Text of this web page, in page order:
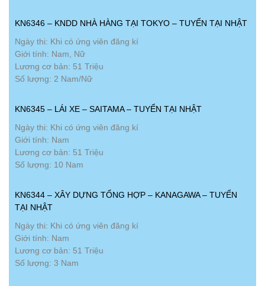
KN6346 – KNDD NHÀ HÀNG TẠI TOKYO – TUYỂN TẠI NHẬT
Ngày thi: Khi có ứng viên đăng kí
Giới tính: Nam, Nữ
Lương cơ bản: 51 Triệu
Số lượng: 2 Nam/Nữ
KN6345 – LÁI XE – SAITAMA – TUYỂN TẠI NHẬT
Ngày thi: Khi có ứng viên đăng kí
Giới tính: Nam
Lương cơ bản: 51 Triệu
Số lượng: 10 Nam
KN6344 – XÂY DỰNG TỔNG HỢP – KANAGAWA – TUYỂN
TẠI NHẬT
Ngày thi: Khi có ứng viên đăng kí
Giới tính: Nam
Lương cơ bản: 51 Triệu
Số lượng: 3 Nam